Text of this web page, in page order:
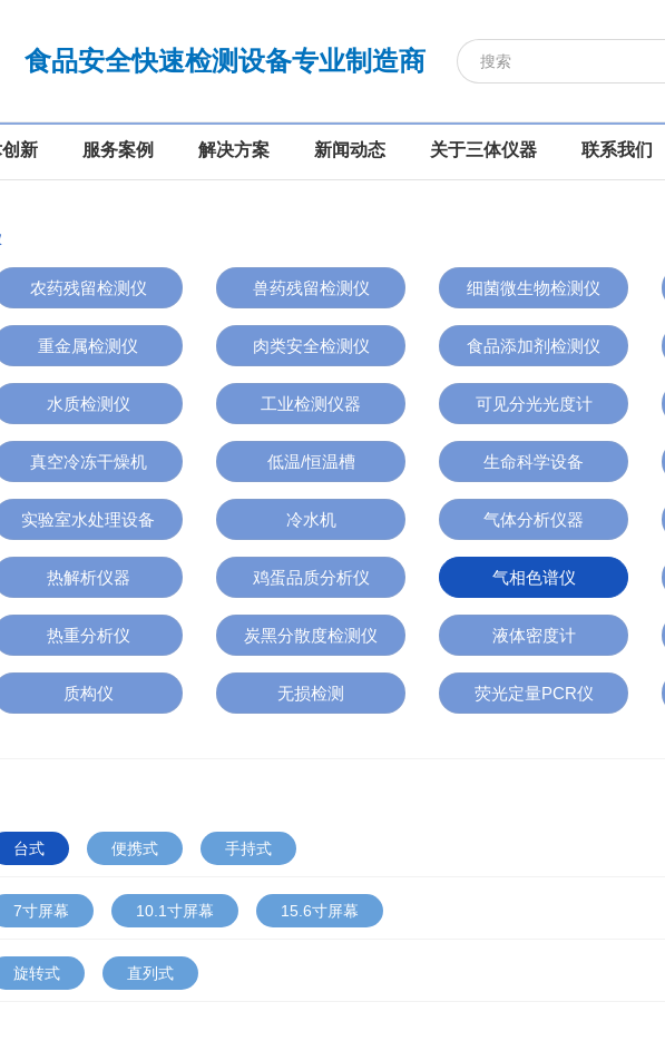
食品安全快速检测设备专业制造商
新 服务案例 解决方案 新闻动态 关于三体仪器 联系我们
农药残留检测仪 兽药残留检测仪 细菌微生物检测仪
重金属检测仪 肉类安全检测仪 食品添加剂检测仪
水质检测仪 工业检测仪器 可见分光光度计
真空冷冻干燥机 低温/恒温槽 生命科学设备
实验室水处理设备 冷水机 气体分析仪器
热解析仪器 鸡蛋品质分析仪 气相色谱仪
热重分析仪 炭黑分散度检测仪 液体密度计
质构仪 无损检测 荧光定量PCR仪
台式 便携式 手持式
7寸屏幕 10.1寸屏幕 15.6寸屏幕
旋转式 直列式